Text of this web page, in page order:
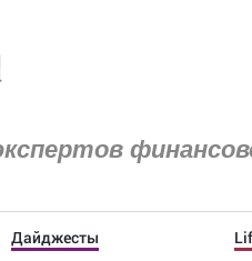
Дайджесты